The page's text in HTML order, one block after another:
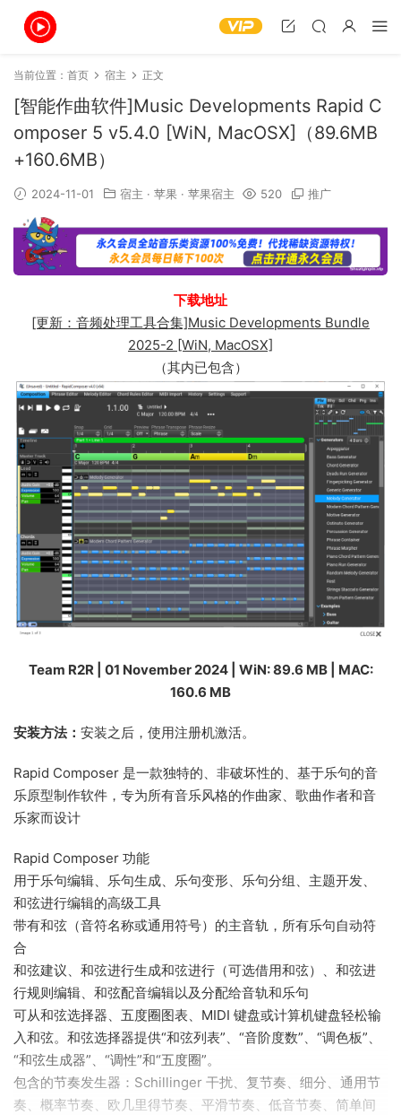
当前位置： 首页 宿主 正文
[智能作曲软件]Music Developments Rapid C
omposer 5 v5.4.0 [WiN, MacOSX]（89.6MB
+160.6MB）
2024-11-01 宿主 · 苹果 · 苹果宿主 520 推广
下载地址
[更新：音频处理工具合集]Music Developments Bundle
2025-2 [WiN, MacOSX]
（其内已包含）
Team R2R | 01 November 2024 | WiN: 89.6 MB | MAC:
160.6 MB
安装方法： 安装之后，使用注册机激活。
Rapid Composer 是一款独特的、非破坏性的、基于乐句的音
乐原型制作软件，专为所有音乐风格的作曲家、歌曲作者和音
乐家而设计
Rapid Composer 功能
用于乐句编辑、乐句生成、乐句变形、乐句分组、主题开发、
和弦进行编辑的高级工具
带有和弦（音符名称或通用符号）的主音轨，所有乐句自动符
合
和弦建议、和弦进行生成和弦进行（可选借用和弦）、和弦进
行规则编辑、和弦配音编辑以及分配给音轨和乐句
可从和弦选择器、五度圈图表、MIDI 键盘或计算机键盘轻松输
入和弦。和弦选择器提供“和弦列表”、“音阶度数”、“调色板”、
“和弦生成器”、“调性”和“五度圈”。
包含的节奏发生器：Schillinger 干扰、复节奏、细分、通用节
奏、概率节奏、欧几里得节奏、平滑节奏、低音节奏、简单间